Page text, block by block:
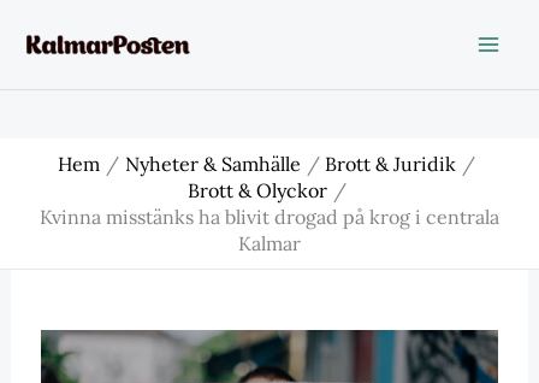
Hem Nyheter & Samhälle
Brott & Juridik
Brott & Olyckor
Kvinna misstänks ha blivit drogad på krog i centrala
Kalmar